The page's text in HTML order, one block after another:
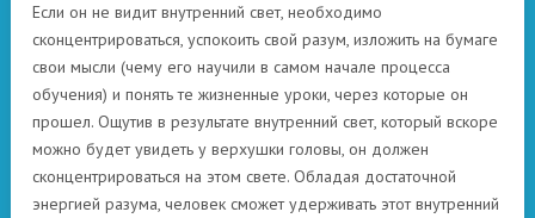
Если он не видит внутренний свет, необходимо
сконцентрироваться, успокоить свой разум, изложить на бумаге
свои мысли (чему его научили в самом начале процесса
обучения) и понять те жизненные уроки, через которые он
прошел. Ощутив в результате внутренний свет, который вскоре
можно будет увидеть у верхушки головы, он должен
сконцентрироваться на этом свете. Обладая достаточной
энергией разума, человек сможет удерживать этот внутренний